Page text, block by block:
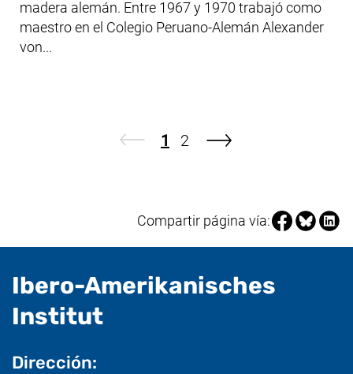
madera alemán. Entre 1967 y 1970 trabajó como
maestro en el Colegio Peruano-Alemán Alexander
von...
Página
1 Página
2
Compartir página vía:Compartir
Ibero-Amerikanisches
Institut- Información útil
Dirección: